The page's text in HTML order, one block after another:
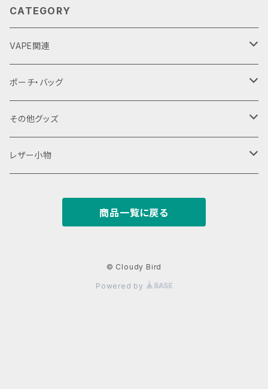
CATEGORY
VAPE関連
バッテリーケース
18650用
18350用
VAPEデバイス用スリーブ・ケース
iStick Pico 75w
ポーチ・バッグ
ファスナーポーチ
L字ファスナーポーチ
巾着バッグ
その他グッズ
Tシャツ
レザー小物
商品一覧に戻る
© Cloudy Bird
Powered by